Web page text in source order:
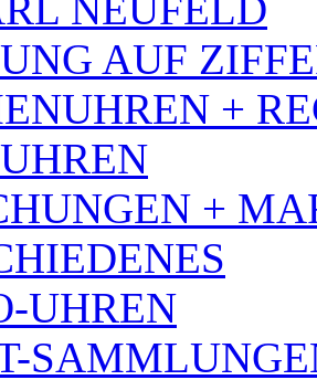
NEUFELD
AUF
+
+
UHREN